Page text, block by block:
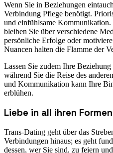
Wenn Sie in Beziehungen
Verbindung Pflege benötigt.
und einfühlsame Kommunikation.
bleiben Sie über verschiedene
persönliche Erfolge oder
Nuancen halten die Flamme der
Lassen Sie zudem Ihre
während Sie die Reise des
und Kommunikation kann Ihre
erblühen.
Liebe in all ihren
Trans-Dating geht über das
Verbindungen hinaus; es geht
dessen, wer Sie sind, zu feiern